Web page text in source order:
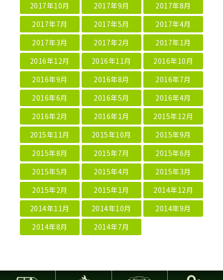
2017年10月
2017年9月
2017年8月
2017年7月
2017年5月
2017年4月
2017年3月
2017年2月
2017年1月
2016年12月
2016年11月
2016年10月
2016年9月
2016年8月
2016年7月
2016年6月
2016年5月
2016年4月
2016年2月
2016年1月
2015年12月
2015年11月
2015年10月
2015年9月
2015年8月
2015年7月
2015年6月
2015年5月
2015年4月
2015年3月
2015年2月
2015年1月
2014年12月
2014年11月
2014年10月
2014年9月
2014年8月
2014年7月